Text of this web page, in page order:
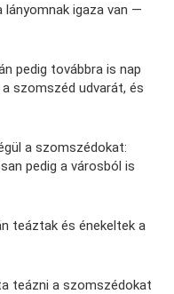
lányomnak igaza van —
pedig továbbra is nap
szomszéd udvarát, és
a szomszédokat:
pedig a városból is
teáztak és énekeltek a
teázni a szomszédokat